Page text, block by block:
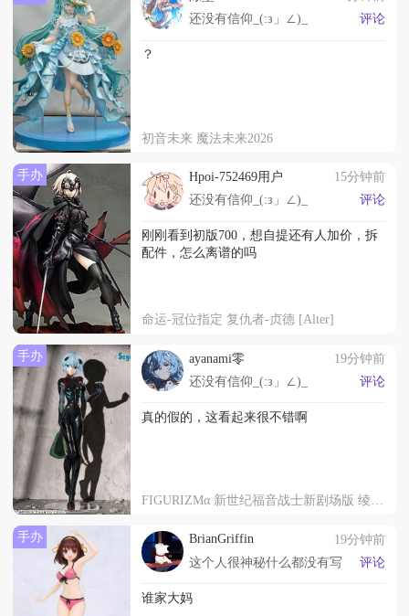
还没有信仰_(:з」∠)_
评论
？
初音未来 魔法未来2026
手办 Hpoi-752469用户
15分钟前
还没有信仰_(:з」∠)_
评论
刚刚看到初版700，想自提还有人加价，拆
配件，怎么离谱的吗
命运-冠位指定 复仇者-贞德 [Alter]
手办 ayanami零
19分钟前
还没有信仰_(:з」∠)_
评论
真的假的，这看起来很不错啊
手办 BrianGriffin
19分钟前
这个人很神秘什么都没有写
评论
谁家大妈